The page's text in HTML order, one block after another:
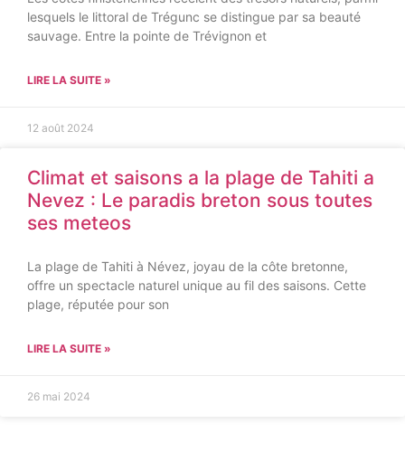
lesquels le littoral de Trégunc se distingue par sa beauté
sauvage. Entre la pointe de Trévignon et
LIRE LA SUITE »
12 août 2024
Climat et saisons a la plage de Tahiti a
Nevez : Le paradis breton sous toutes
ses meteos
La plage de Tahiti à Névez, joyau de la côte bretonne,
offre un spectacle naturel unique au fil des saisons. Cette
plage, réputée pour son
LIRE LA SUITE »
26 mai 2024